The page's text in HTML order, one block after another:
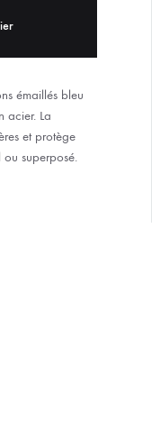
émaillés bleu
acier. La
et protège
superposé.